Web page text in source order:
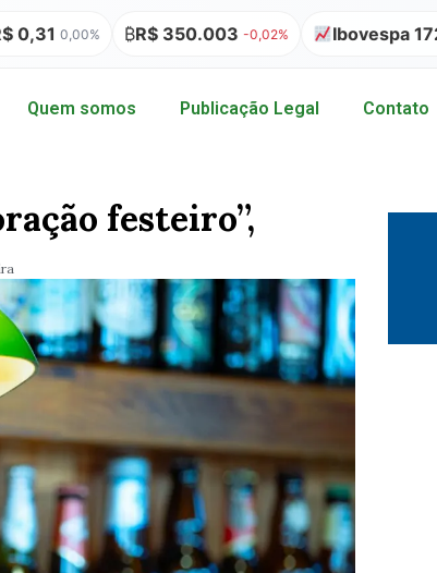
₿ R$ 350.003 -0,02% Ibovespa 172.513,42
Quem somos Publicação Legal Contato
festeiro”,